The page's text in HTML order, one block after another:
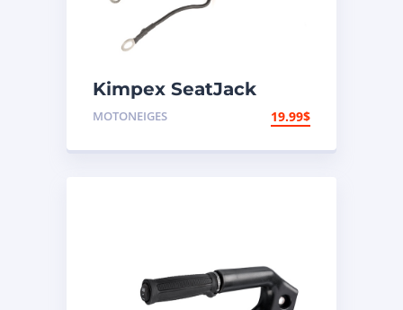
Kimpex SeatJack
Faisceau de câble de
MOTONEIGES 19.99$